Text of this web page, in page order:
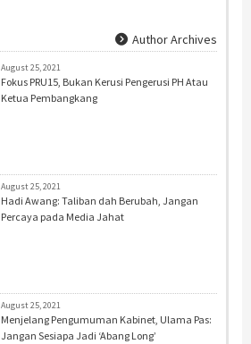
Author Archives
August 25, 2021
Fokus PRU15, Bukan Kerusi Pengerusi PH Atau
Ketua Pembangkang
August 25, 2021
Hadi Awang: Taliban dah Berubah, Jangan
Percaya pada Media Jahat
August 25, 2021
Menjelang Pengumuman Kabinet, Ulama Pas:
Jangan Sesiapa Jadi ‘Abang Long’